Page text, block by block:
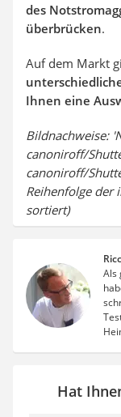
des
überbrücken.
Auf dem Markt
Ihnen eine
Bildnachweise:
canoniroff/
canoniroff/
Reihenfolge der
sortiert)
Als
Hat